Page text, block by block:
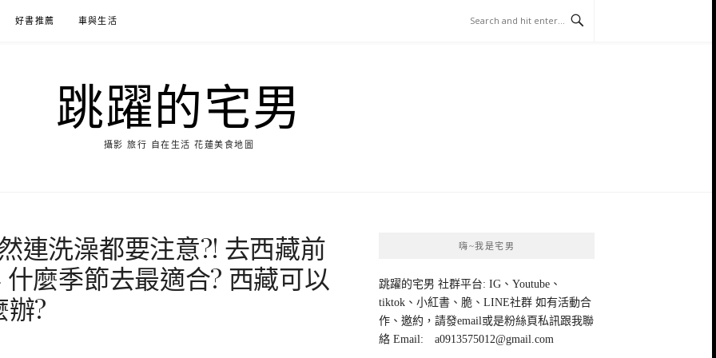
好書推薦 車與生活
跳躍的宅男
攝影 旅行 自在生活 花蓮美食地圖
連洗澡都要注意?! 去西藏前
麼季節去最適合? 西藏可以
?
嗨~我是宅男
跳躍的宅男 社群平台: IG、Youtube、
tiktok、小紅書、脆、LINE社群 如有活動合
作、邀約，請發email或是粉絲頁私訊跟我聯
絡 Email: a0913575012@gmail.com